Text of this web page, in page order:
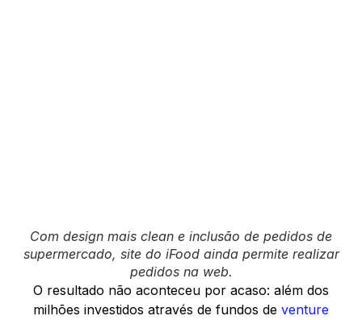
Com design mais clean e inclusão de pedidos de
supermercado, site do iFood ainda permite realizar
pedidos na web.
O resultado não aconteceu por acaso: além dos
milhões investidos através de fundos de venture